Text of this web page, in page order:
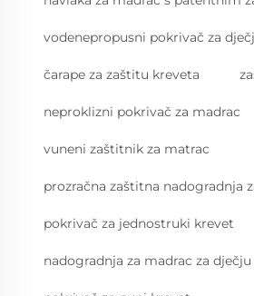
vodenepropusni pokrivač za
čarape za zaštitu kreveta
neproklizni pokrivač za madrac
vuneni zaštitnik za matrac
prozračna zaštitna nadogradnja
pokrivač za jednostruki krevet
nadogradnja za madrac za